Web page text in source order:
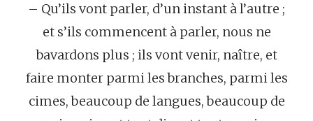
– Qu’ils vont parler, d’un instant à l’autre ;
et s’ils commencent à parler, nous ne
bavardons plus ; ils vont venir, naître, et
faire monter parmi les branches, parmi les
cimes, beaucoup de langues, beaucoup de